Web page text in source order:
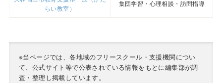
らい教室）
集団学習・心理相談・訪問指導
※当ページでは、各地域のフリースクール・支援機関につい
て、公式サイト等で公表されている情報をもとに編集部が調
査・整理し掲載しています。